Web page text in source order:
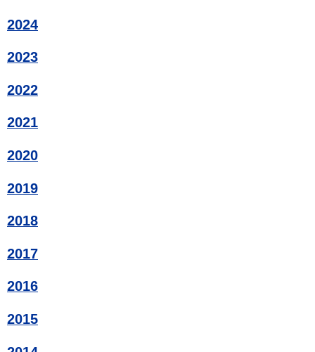
2024
2023
2022
2021
2020
2019
2018
2017
2016
2015